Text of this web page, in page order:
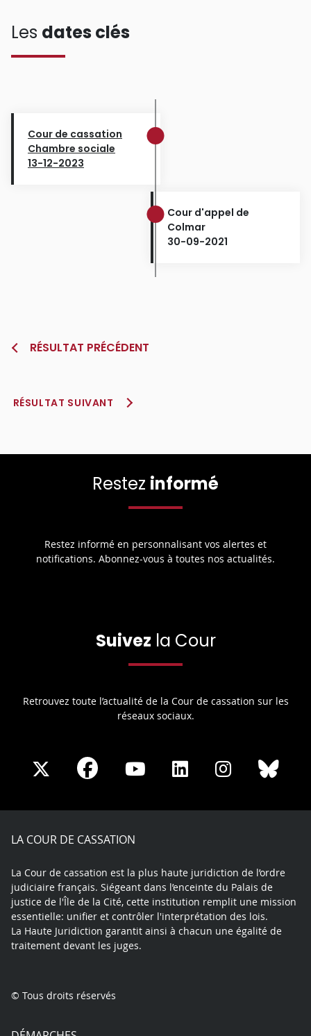
Les dates clés
Cour de cassation
Chambre sociale
13-12-2023
Cour d'appel de
Colmar
30-09-2021
RÉSULTAT PRÉCÉDENT
RÉSULTAT SUIVANT
Restez informé
Restez informé en personnalisant vos alertes et
notifications. Abonnez-vous à toutes nos actualités.
Suivez la Cour
Retrouvez toute l’actualité de la Cour de cassation sur les
réseaux sociaux.
Share
X
Share
Facebook
Share
Youtube
Share
LinkedIn
Share
Instagram
LA COUR DE CASSATION
La Cour de cassation est la plus haute juridiction de l’ordre
judiciaire français. Siégeant dans l’enceinte du Palais de
justice de l'Île de la Cité, cette institution remplit une mission
essentielle: unifier et contrôler l'interprétation des lois.
La Haute Juridiction garantit ainsi à chacun une égalité de
traitement devant les juges.
© Tous droits réservés